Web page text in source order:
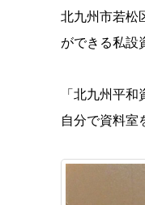
北九州市若松
ができる私設
「北九州平
自分で資料室